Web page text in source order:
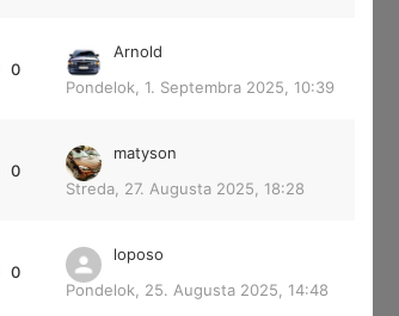
0
Arnold
Pondelok, 1. Septembra 2025, 10:39
0
matyson
Streda, 27. Augusta 2025, 18:28
0
loposo
Pondelok, 25. Augusta 2025, 14:48